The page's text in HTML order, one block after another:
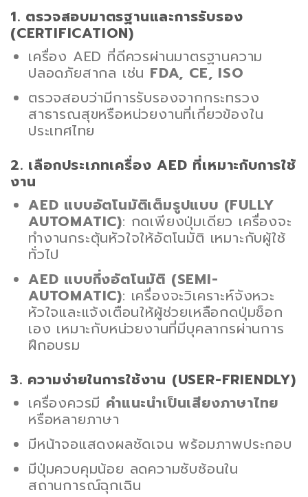
1. ตรวจสอบมาตรฐานและการรับรอง
(CERTIFICATION)
เครื่อง AED ที่ดีควรผ่านมาตรฐานความ
ปลอดภัยสากล เช่น FDA, CE, ISO
ตรวจสอบว่ามีการรับรองจากกระทรวง
สาธารณสุขหรือหน่วยงานที่เกี่ยวข้องใน
ประเทศไทย
2. เลือกประเภทเครื่อง AED ที่เหมาะกับการใช้
งาน
AED แบบอัตโนมัติเต็มรูปแบบ (FULLY
AUTOMATIC): กดเพียงปุ่มเดียว เครื่องจะ
ทำงานกระตุ้นหัวใจให้อัตโนมัติ เหมาะกับผู้ใช้
ทั่วไป
AED แบบกึ่งอัตโนมัติ (SEMI-
AUTOMATIC): เครื่องจะวิเคราะห์จังหวะ
หัวใจและแจ้งเตือนให้ผู้ช่วยเหลือกดปุ่มช็อก
เอง เหมาะกับหน่วยงานที่มีบุคลากรผ่านการ
ฝึกอบรม
3. ความง่ายในการใช้งาน (USER-FRIENDLY)
เครื่องควรมี คำแนะนำเป็นเสียงภาษาไทย
หรือหลายภาษา
มีหน้าจอแสดงผลชัดเจน พร้อมภาพประกอบ
มีปุ่มควบคุมน้อย ลดความซับซ้อนใน
สถานการณ์ฉุกเฉิน